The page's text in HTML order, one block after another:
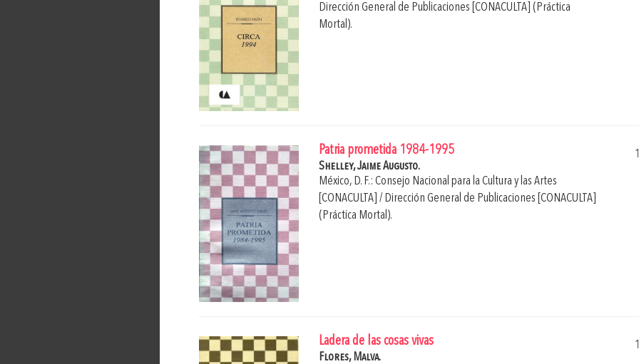
Dirección General de Publicaciones [CONACULTA] (Práctica
Mortal).
Patria prometida 1984-1995
Shelley, Jaime Augusto.
México, D. F.: Consejo Nacional para la Cultura y las Artes
[CONACULTA] / Dirección General de Publicaciones [CONACULTA]
(Práctica Mortal).
Ladera de las cosas vivas
Flores, Malva.